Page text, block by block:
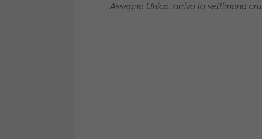
Assegno Unico: arriva la settimana